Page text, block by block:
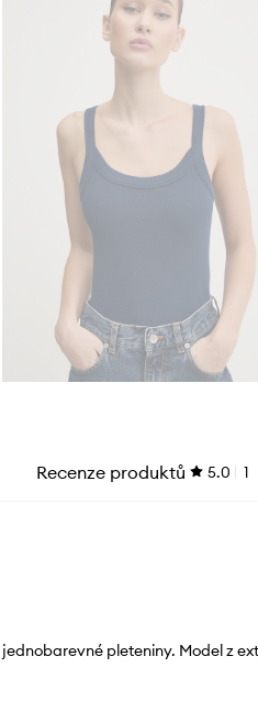
Recenze produktů 5.0 1
pleteniny. Model z